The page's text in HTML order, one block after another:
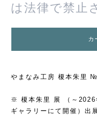
は法律で禁止
カ
やまなみ工房 榎本朱里 №
※ 榎本朱里 展 （～2026
ギャラリーにて開催）出